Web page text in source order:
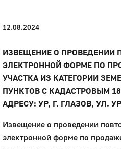
12.08.2024
ИЗВЕЩЕНИЕ О ПРОВЕДЕНИИ
ЭЛЕКТРОННОЙ ФОРМЕ ПО
УЧАСТКА ИЗ КАТЕГОРИИ
ПУНКТОВ С КАДАСТРОВЫМ
АДРЕСУ: УР, Г. ГЛАЗОВ, УЛ.
Извещение о проведении
электронной форме по